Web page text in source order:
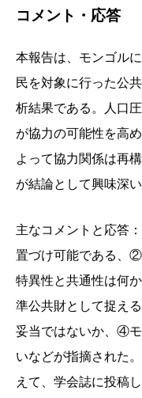
コメント・応答
本報告は、モンゴル
民を対象に行った公
析結果である。人口
が協力の可能性を高
よって協力関係は再
が結論として興味深い
主なコメントと応答
置づけ可能である、
特異性と共通性は何
準公共財として捉え
妥当ではないか、④
いなどが指摘された
えて、学会誌に投稿